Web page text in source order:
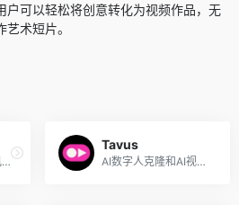
户可以轻松将创意转化为视频作品，无
术短片。
讯飞虚拟人是什么 讯飞虚拟人...
Tavus
AI数字人克隆和AI视频实时对...